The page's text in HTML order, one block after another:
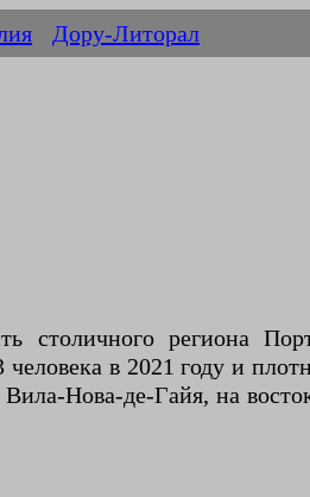
Дору-Литорал
региона
в 2021 году и
Нова-де-Гайя, на